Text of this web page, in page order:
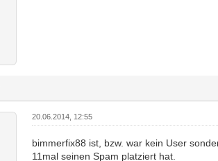
20.06.2014, 12:55
bimmerfix88 ist, bzw. war kein User
11mal seinen Spam platziert hat.